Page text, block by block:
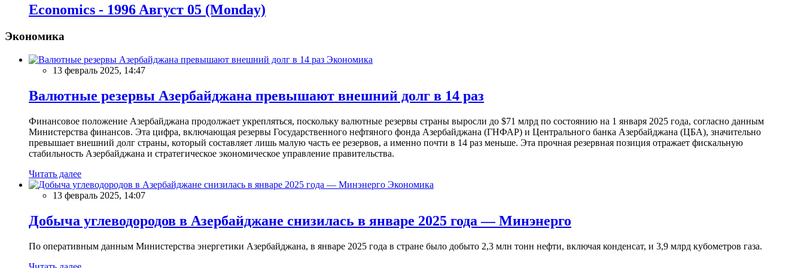
Economics - 1996 Aвгуст 05 (Monday)
Экономика
Экономика
13 февраль 2025, 14:47
Валютные резервы Азербайджана превышают внешний долг в 14 раз
Финансовое положение Азербайджана продолжает укрепляться, поскольку валютные резервы страны выросли до $71 млрд по состоянию на 1 января 2025 года, согласно данным
Министерства финансов. Эта цифра, включающая резервы Государственного нефтяного фонда Азербайджана (ГНФАР) и Центрального банка Азербайджана (ЦБА), значительно
превышает внешний долг страны, который составляет лишь малую часть ее резервов, а именно почти в 14 раз меньше. Эта прочная резервная позиция отражает фискальную
стабильность Азербайджана и стратегическое экономическое управление правительства.
Читать далее
Экономика
13 февраль 2025, 14:07
Добыча углеводородов в Азербайджане снизилась в январе 2025 года — Минэнерго
По оперативным данным Министерства энергетики Азербайджана, в январе 2025 года в стране было добыто 2,3 млн тонн нефти, включая конденсат, и 3,9 млрд кубометров газа.